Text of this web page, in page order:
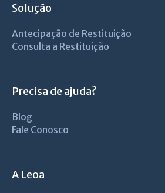
Solução
Antecipação de Restituição
Consulta a Restituição
Precisa de ajuda?
Blog
Fale Conosco
A Leoa